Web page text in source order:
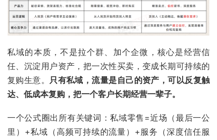
私域的本质，不是拉个群、加个企微，核心是经营信
任、沉淀用户资产，把一次性买卖，变成长期可持续的
复购生意。 只有私域，流量是自己的资产，可以反复触
达、低成本复购，把一个客户长期经营一辈子。
一个公式圈出所有关键词：私域零售=近场（最后一公
里）+私域（高频可持续的流量）+服务（深度信任服